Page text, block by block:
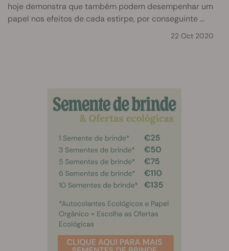
hoje demonstra que também podem desempenhar um
papel nos efeitos de cada estirpe, por conseguinte ...
22 Oct 2020